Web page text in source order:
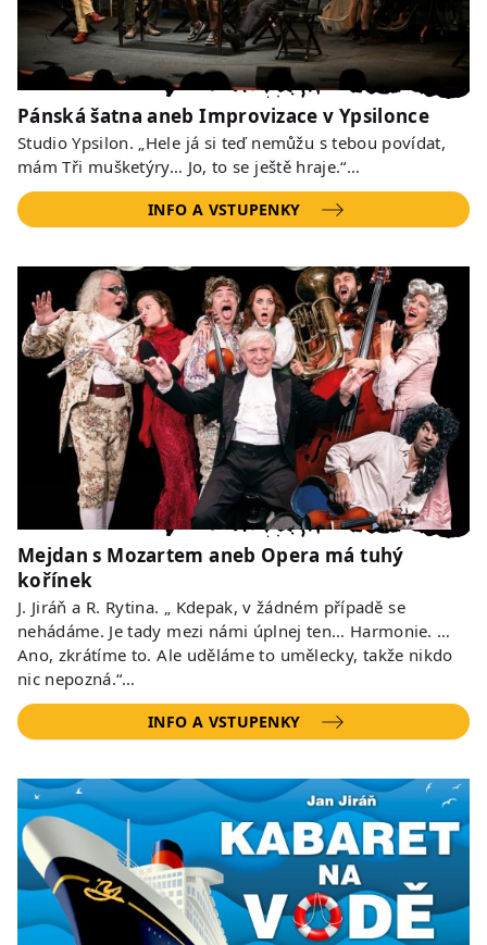
Pánská šatna aneb Improvizace v Ypsilonce
Studio Ypsilon. „Hele já si teď nemůžu s tebou povídat,
mám Tři mušketýry… Jo, to se ještě hraje.“…
INFO A VSTUPENKY
Mejdan s Mozartem aneb Opera má tuhý
kořínek
J. Jiráň a R. Rytina. „ Kdepak, v žádném případě se
nehádáme. Je tady mezi námi úplnej ten… Harmonie. …
Ano, zkrátíme to. Ale uděláme to umělecky, takže nikdo
nic nepozná.“…
INFO A VSTUPENKY